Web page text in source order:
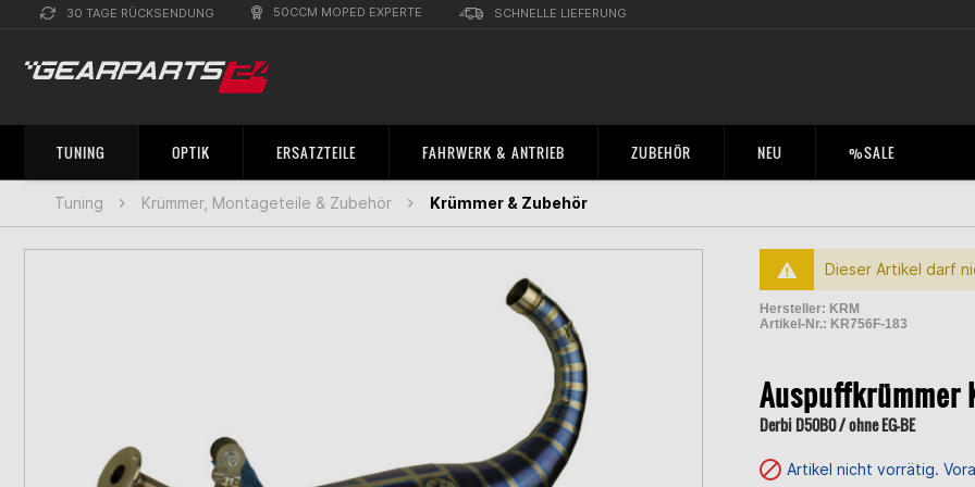
30 TAGE RÜCKSENDUNG 50CCM MOPED EXPERTE SCHNELLE LIEFERUNG
TUNING OPTIK ERSATZTEILE FAHRWERK & ANTRIEB ZUBEHÖR NEU %SALE
Tuning Krümmer, Montageteile & Zubehör Krümmer & Zubehör
Dieser Artikel darf
Hersteller: KRM
Artikel-Nr.: KR756F-183
Auspuffkrümmer
Derbi D50B0 / ohne EG-BE
Artikel nicht vorrätig.